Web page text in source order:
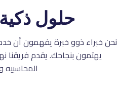
حلول
نحن خبراء ذوو خبرة يفهمون أن
يهتمون بنجاحك. يقدم فريقنا
المحاسبيه